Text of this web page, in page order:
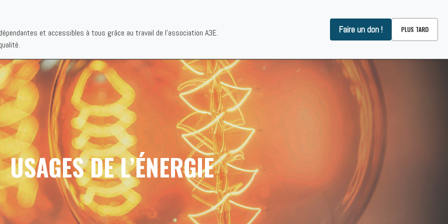
AUTEURS INSTITUTIONS BIBLIOGRAPHIES QUI SOMMES-NOUS ?
USAGES DE L’ÉNERGIE
et accessibles à tous grâce au travail de l'association A3E.
Faire un don ! PLUS TARD